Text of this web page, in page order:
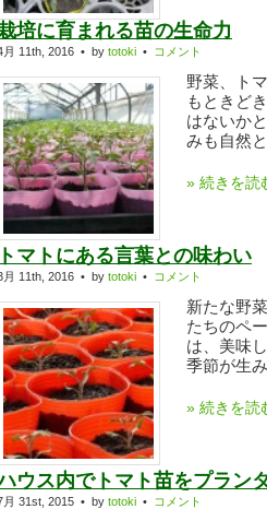
培に育まれる苗の生命力
月 11th, 2016 • by totoki • コメント
野菜、ト
もときど
はないか
みも自然
» 続きを読
トマトにある言葉との味わい
月 11th, 2016 • by totoki • コメント
新たな野
たちのペ
は、美味
季節が生
» 続きを読
ウス内でトマト苗をプラン
月 31st, 2015 • by totoki • コメント